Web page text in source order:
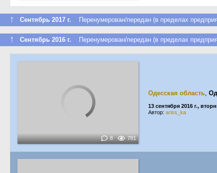
↑ Сентябрь 2017 г. Перенумерован/передан (в пределах
↑ Сентябрь 2016 г. Перенумерован/передан (в пределах
8 781
Одесская область,
13 сентября 2016 г.,
Автор: ariss_ka